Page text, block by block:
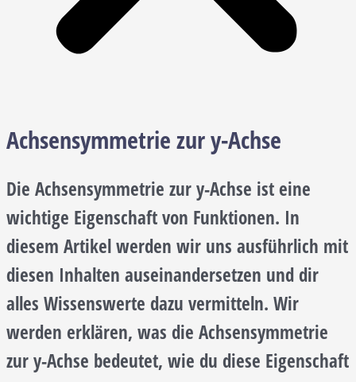
Achsensymmetrie zur y-Achse
Die Achsensymmetrie zur y-Achse ist eine
wichtige Eigenschaft von Funktionen. In
diesem Artikel werden wir uns ausführlich mit
diesen Inhalten auseinandersetzen und dir
alles Wissenswerte dazu vermitteln. Wir
werden erklären, was die Achsensymmetrie
zur y-Achse bedeutet, wie du diese Eigenschaft